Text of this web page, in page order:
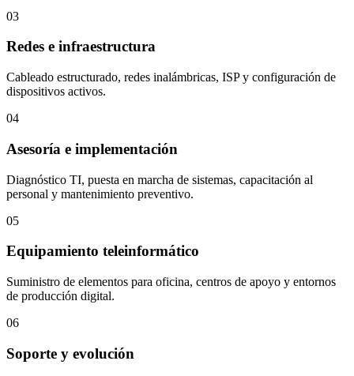
03
Redes e infraestructura
Cableado estructurado, redes inalámbricas, ISP y configuración de
dispositivos activos.
04
Asesoría e implementación
Diagnóstico TI, puesta en marcha de sistemas, capacitación al
personal y mantenimiento preventivo.
05
Equipamiento teleinformático
Suministro de elementos para oficina, centros de apoyo y entornos
de producción digital.
06
Soporte y evolución